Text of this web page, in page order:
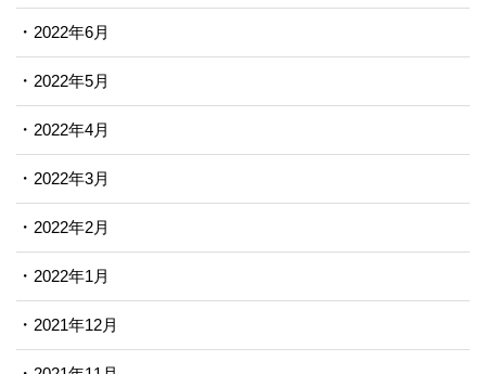
2022年6月
2022年5月
2022年4月
2022年3月
2022年2月
2022年1月
2021年12月